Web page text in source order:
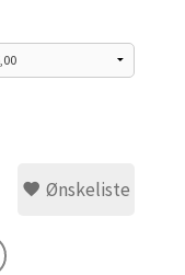
Ønskeliste